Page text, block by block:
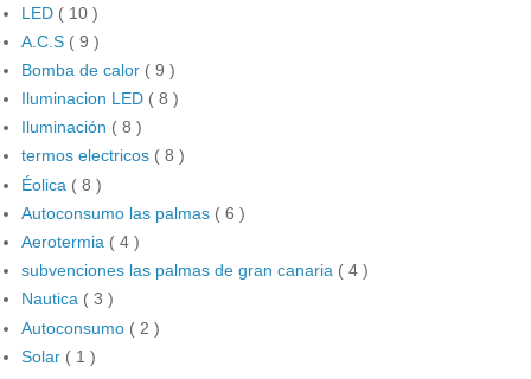
LED ( 10 )
A.C.S ( 9 )
Bomba de calor ( 9 )
Iluminacion LED ( 8 )
Iluminación ( 8 )
termos electricos ( 8 )
Éolica ( 8 )
Autoconsumo las palmas ( 6 )
Aerotermia ( 4 )
subvenciones las palmas de gran canaria ( 4 )
Nautica ( 3 )
Autoconsumo ( 2 )
Solar ( 1 )